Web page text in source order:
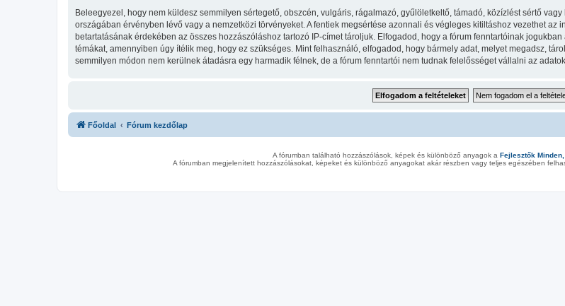
Beleegyezel, hogy nem küldesz semmilyen sértegető, obszcén, vulgáris, rágalmazó, gyűlöletkeltő, támadó, közízlést sértő
országában érvényben lévő vagy a nemzetközi törvényeket. A fentiek megsértése azonnali és végleges kitiltáshoz vezethet az
betartatásának érdekében az összes hozzászóláshoz tartozó IP-címet tároljuk. Elfogadod, hogy a fórum fenntartóinak
témákat, amennyiben úgy ítélik meg, hogy ez szükséges. Mint felhasználó, elfogadod, hogy bármely adat, melyet megadsz,
semmilyen módon nem kerülnek átadásra egy harmadik félnek, de a fórum fenntartói nem tudnak felelősséget vállalni az
Főoldal Fórum kezdőlap
A fórumban található hozzászólások, képek és különböző anyagok a Fejlesztők
A fórumban megjelenített hozzászólásokat, képeket és különböző anyagokat akár részben vagy teljes egészében